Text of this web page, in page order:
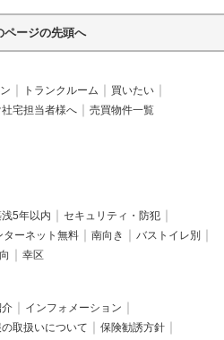
ページの先頭へ
トランクルーム
買いたい
宅担当者様へ 売買物件一覧
5年以内
セキュリティ・防犯
ターネット無料 南向き
バストイレ別
幸区
介
インフォメーション
取扱いについて
保険勧誘方針